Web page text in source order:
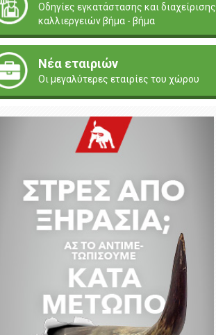
Οδηγίες εγκατάστασης και διαχείρισης
καλλιεργειών βήμα - βήμα
Νέα εταιριών
Οι μεγαλύτερες εταιρίες του χώρου